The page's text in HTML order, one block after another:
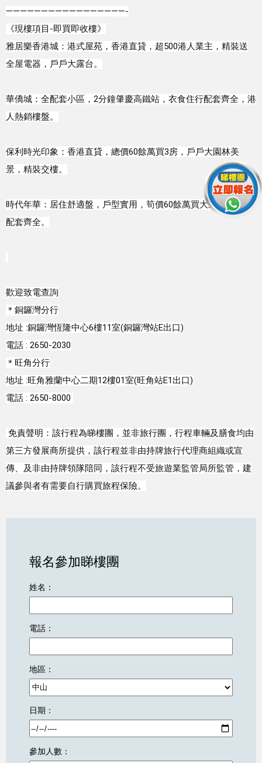
—————————————————-
《現樓項目-即買即收樓》
雅居樂香港城：港式屋苑，香港直貸，超500港人業主，精裝送
全屋電器，戶戶大露台。
華僑城：全配套小區，2分鐘肇慶高鐵站，衣食住行配套齊全，港
人熱銷樓盤。
保利時光印象：香港直貸，總價60餘萬買3房，戶戶大園林美
景，精裝交樓。
時代年華：居住舒適盤，戶型實用，筍價60餘萬買大三房，生活
配套齊全。
歡迎致電查詢
＊銅鑼灣分行
地址 :銅鑼灣恆隆中心6樓11室(銅鑼灣站E出口)
電話 : 2650-2030
＊旺角分行
地址 :旺角雅蘭中心二期12樓01室(旺角站E1出口)
電話 : 2650-8000
第三方發展商所提供，該行程並非由持牌旅行代理商組織或宣
傳、及非由持牌領隊陪同，該行程不受旅遊業監管局所監管，建
議參與者有需要自行購買旅程保險。
報名參加睇樓團
姓名：
電話：
地區：
日期：
參加人數：